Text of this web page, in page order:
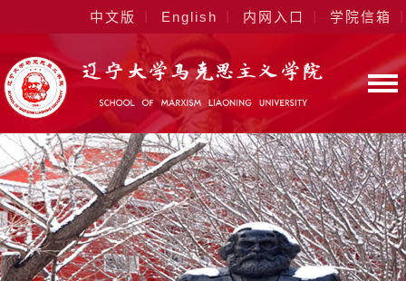
中文版 English 内网入口 学院信箱